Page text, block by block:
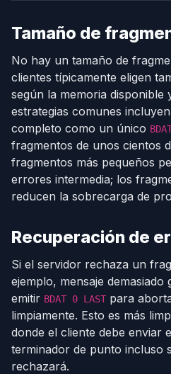
Tamaño de
No hay un tamaño de
clientes típicamente eligen
según la memoria disponible
estrategias comunes
completo como un único
fragmentos de unos cientos
fragmentos más pequeños
errores intermedia; los
reducen la sobrecarga de
Recuperación de
Si el servidor rechaza un
ejemplo, mensaje
emitir BDAT 0 LAST para
limpiamente. Esto es más
donde el cliente debe enviar
terminador de punto incluso
rechazará.